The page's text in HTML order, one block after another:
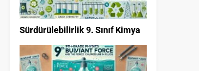
Sürdürülebilirlik 9. Sınıf Kimya